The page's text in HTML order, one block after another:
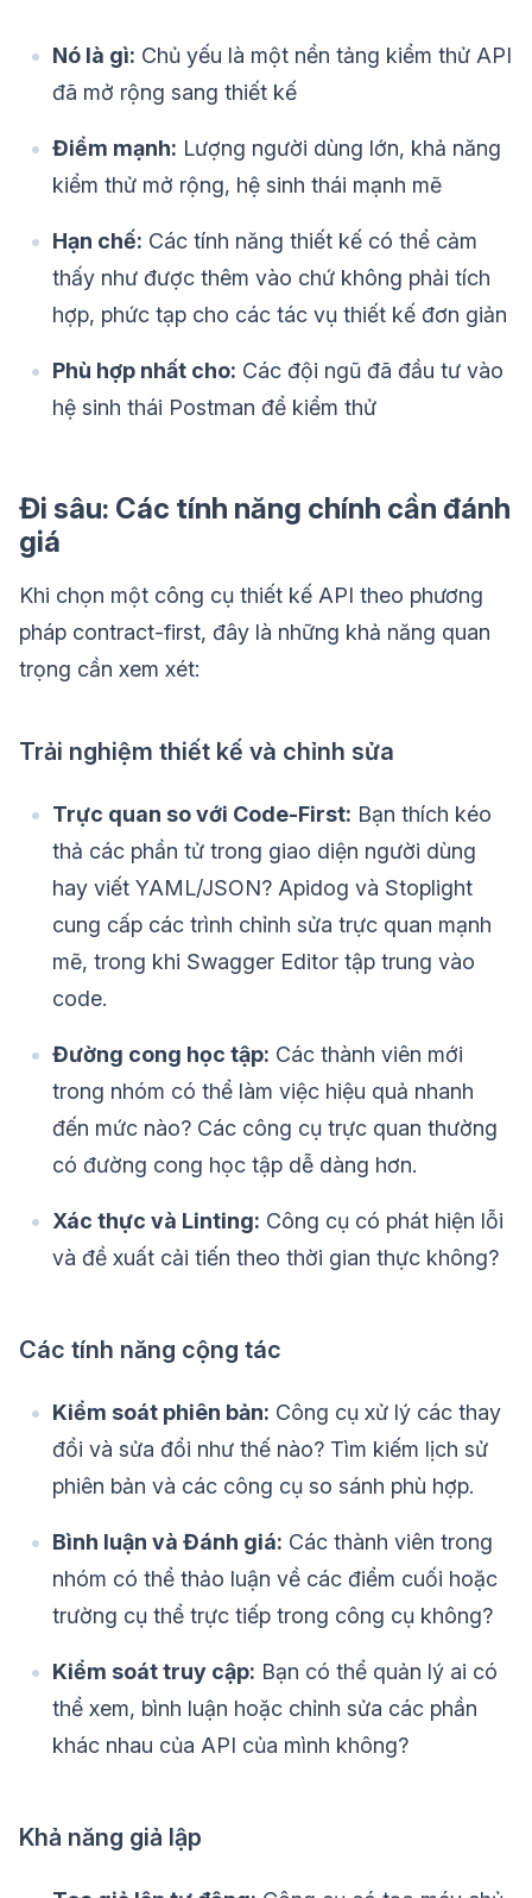
Nó là gì: Chủ yếu là một nền tảng kiểm thử API
đã mở rộng sang thiết kế
Điểm mạnh: Lượng người dùng lớn, khả năng
kiểm thử mở rộng, hệ sinh thái mạnh mẽ
Hạn chế: Các tính năng thiết kế có thể cảm
thấy như được thêm vào chứ không phải tích
hợp, phức tạp cho các tác vụ thiết kế đơn giản
Phù hợp nhất cho: Các đội ngũ đã đầu tư vào
hệ sinh thái Postman để kiểm thử
Đi sâu: Các tính năng chính cần đánh
giá
Khi chọn một công cụ thiết kế API theo phương
pháp contract-first, đây là những khả năng quan
trọng cần xem xét:
Trải nghiệm thiết kế và chỉnh sửa
Trực quan so với Code-First: Bạn thích kéo
thả các phần tử trong giao diện người dùng
hay viết YAML/JSON? Apidog và Stoplight
cung cấp các trình chỉnh sửa trực quan mạnh
mẽ, trong khi Swagger Editor tập trung vào
code.
Đường cong học tập: Các thành viên mới
trong nhóm có thể làm việc hiệu quả nhanh
đến mức nào? Các công cụ trực quan thường
có đường cong học tập dễ dàng hơn.
Xác thực và Linting: Công cụ có phát hiện lỗi
và đề xuất cải tiến theo thời gian thực không?
Các tính năng cộng tác
Kiểm soát phiên bản: Công cụ xử lý các thay
đổi và sửa đổi như thế nào? Tìm kiếm lịch sử
phiên bản và các công cụ so sánh phù hợp.
Bình luận và Đánh giá: Các thành viên trong
nhóm có thể thảo luận về các điểm cuối hoặc
trường cụ thể trực tiếp trong công cụ không?
Kiểm soát truy cập: Bạn có thể quản lý ai có
thể xem, bình luận hoặc chỉnh sửa các phần
khác nhau của API của mình không?
Khả năng giả lập